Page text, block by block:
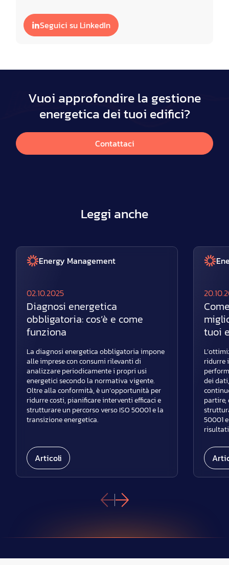
Seguici su LinkedIn
Vuoi approfondire la gestione
energetica dei tuoi edifici?
Contattaci
Leggi anche
Energy Management
02.10.2025
Diagnosi energetica
obbligatoria: cos’è e come
funziona
La diagnosi energetica obbligatoria impone
alle imprese con consumi rilevanti di
analizzare periodicamente i propri usi
energetici secondo la normativa vigente.
Oltre alla conformità, è un’opportunità per
ridurre costi, pianificare interventi efficaci e
strutturare un percorso verso ISO 50001 e la
transizione energetica.
Articoli
tuoi
ridurre
dei
partire,
50001